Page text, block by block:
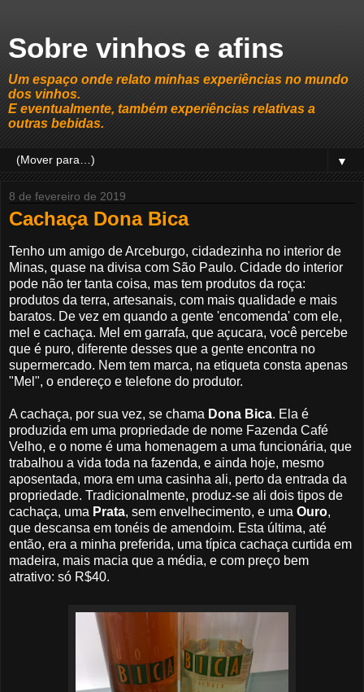
Sobre vinhos e afins
Um espaço onde relato minhas experiências no mundo
dos vinhos.
E eventualmente, também experiências relativas a
outras bebidas.
▼
8 de fevereiro de 2019
Cachaça Dona Bica
Tenho um amigo de Arceburgo, cidadezinha no interior de
Minas, quase na divisa com São Paulo. Cidade do interior
pode não ter tanta coisa, mas tem produtos da roça:
produtos da terra, artesanais, com mais qualidade e mais
baratos. De vez em quando a gente 'encomenda' com ele,
mel e cachaça. Mel em garrafa, que açucara, você percebe
que é puro, diferente desses que a gente encontra no
supermercado. Nem tem marca, na etiqueta consta apenas
"Mel", o endereço e telefone do produtor.
A cachaça, por sua vez, se chama Dona Bica. Ela é
produzida em uma propriedade de nome Fazenda Café
Velho, e o nome é uma homenagem a uma funcionária, que
trabalhou a vida toda na fazenda, e ainda hoje, mesmo
aposentada, mora em uma casinha ali, perto da entrada da
propriedade. Tradicionalmente, produz-se ali dois tipos de
cachaça, uma Prata, sem envelhecimento, e uma Ouro,
que descansa em tonéis de amendoim. Esta última, até
então, era a minha preferida, uma típica cachaça curtida em
madeira, mais macia que a média, e com preço bem
atrativo: só R$40.